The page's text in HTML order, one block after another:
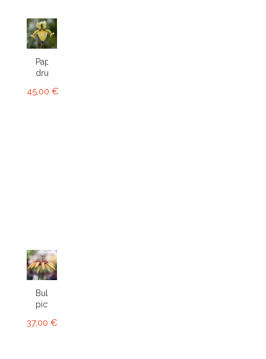
Paphiopedilum
druryi
45,00 €
Bulbophyllum
picturatum
37,00 €